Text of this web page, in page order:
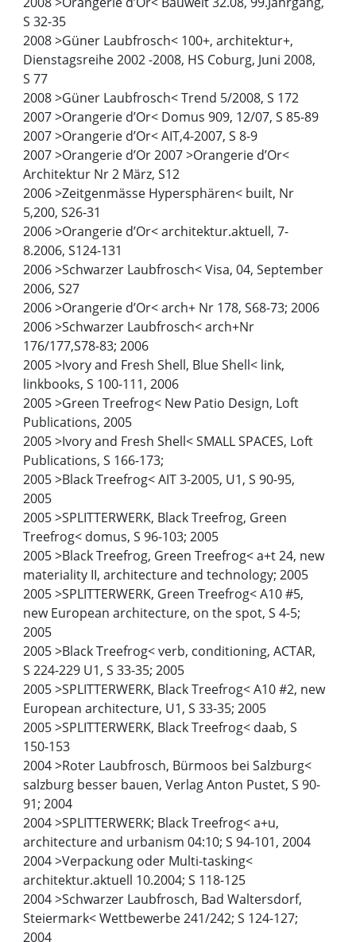
S 32-35
2008 >Güner Laubfrosch< 100+, architektur+,
Dienstagsreihe 2002 -2008, HS Coburg, Juni 2008,
S 77
2008 >Güner Laubfrosch< Trend 5/2008, S 172
2007 >Orangerie d’Or< Domus 909, 12/07, S 85-89
2007 >Orangerie d’Or< AIT,4-2007, S 8-9
2007 >Orangerie d’Or2007 >Orangerie d’Or<
Architektur Nr 2 März, S12
2006 >Zeitgenmässe Hypersphären< built, Nr
5,200, S26-31
2006 >Orangerie d’Or< architektur.aktuell, 7-
8.2006, S124-131
2006 >Schwarzer Laubfrosch< Visa, 04, September
2006, S27
2006 >Orangerie d’Or< arch+ Nr 178, S68-73; 2006
2006 >Schwarzer Laubfrosch< arch+Nr
176/177,S78-83; 2006
2005 >Ivory and Fresh Shell, Blue Shell< link,
linkbooks, S 100-111, 2006
2005 >Green Treefrog< New Patio Design, Loft
Publications, 2005
2005 >Ivory and Fresh Shell< SMALL SPACES, Loft
Publications, S 166-173;
2005 >Black Treefrog< AIT 3-2005, U1, S 90-95,
2005
2005 >SPLITTERWERK, Black Treefrog, Green
Treefrog< domus, S 96-103; 2005
2005 >Black Treefrog, Green Treefrog< a+t 24, new
materiality II, architecture and technology; 2005
2005 >SPLITTERWERK, Green Treefrog< A10 #5,
new European architecture, on the spot, S 4-5;
2005
2005 >Black Treefrog< verb, conditioning, ACTAR,
S 224-229 U1, S 33-35; 2005
2005 >SPLITTERWERK, Black Treefrog< A10 #2, new
European architecture, U1, S 33-35; 2005
2005 >SPLITTERWERK, Black Treefrog< daab, S
150-153
2004 >Roter Laubfrosch, Bürmoos bei Salzburg<
salzburg besser bauen, Verlag Anton Pustet, S 90-
91; 2004
2004 >SPLITTERWERK; Black Treefrog< a+u,
architecture and urbanism 04:10; S 94-101, 2004
2004 >Verpackung oder Multi-tasking<
architektur.aktuell 10.2004; S 118-125
2004 >Schwarzer Laubfrosch, Bad Waltersdorf,
Steiermark< Wettbewerbe 241/242; S 124-127;
2004